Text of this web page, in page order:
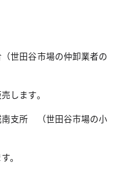
世田谷市場の仲卸業者の
します。
支所 （世田谷市場の小
。